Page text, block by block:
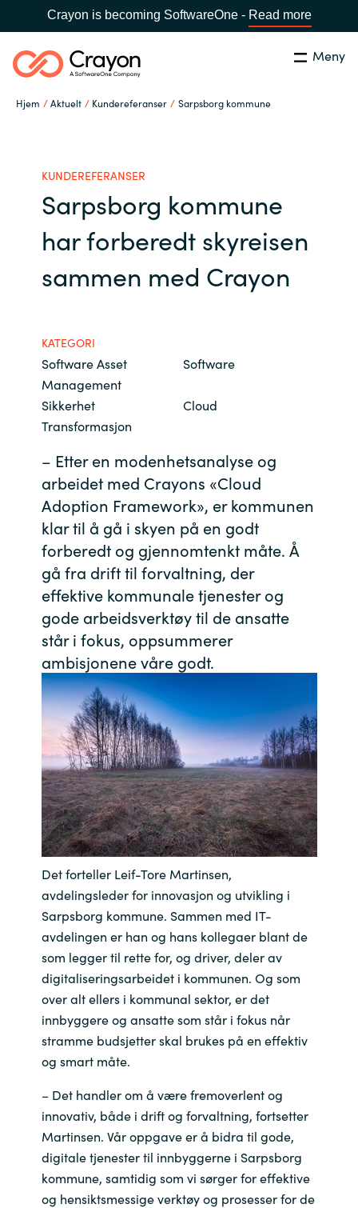
Crayon is becoming SoftwareOne - Read more
Meny
Hjem Aktuelt Kundereferanser Sarpsborg kommune
Global site
Denmark
Estonia
Finland
France
Germany
Hungary
Iceland
India
Indonesia
Kingdom of Saudi Arabia
Kuwait
Latvia
Lithuania
Middle East
Norway
Oman
Philippines
Søk Lukk
Hvem er vi
Karriere
Aktuelt
Samarbeidspartnere
Channel partner
Kontakt oss
KUNDEREFERANSER
Sarpsborg kommune
har forberedt skyreisen
sammen med Crayon
KATEGORI
Software Asset
Management
Software
Sikkerhet
Cloud
Transformasjon
– Etter en modenhetsanalyse og
arbeidet med Crayons «Cloud
Adoption Framework», er kommunen
klar til å gå i skyen på en godt
forberedt og gjennomtenkt måte. Å
gå fra drift til forvaltning, der
effektive kommunale tjenester og
gode arbeidsverktøy til de ansatte
står i fokus, oppsummerer
ambisjonene våre godt.
Det forteller Leif-Tore Martinsen,
avdelingsleder for innovasjon og utvikling i
Sarpsborg kommune. Sammen med IT-
avdelingen er han og hans kollegaer blant de
som legger til rette for, og driver, deler av
digitaliseringsarbeidet i kommunen. Og som
over alt ellers i kommunal sektor, er det
innbyggere og ansatte som står i fokus når
stramme budsjetter skal brukes på en effektiv
og smart måte.
– Det handler om å være fremoverlent og
innovativ, både i drift og forvaltning, fortsetter
Martinsen. Vår oppgave er å bidra til gode,
digitale tjenester til innbyggerne i Sarpsborg
kommune, samtidig som vi sørger for effektive
og hensiktsmessige verktøy og prosesser for de